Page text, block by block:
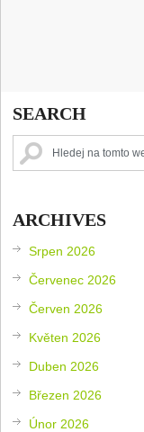
SEARCH
ARCHIVES
Srpen 2026
Červenec 2026
Červen 2026
Květen 2026
Duben 2026
Březen 2026
Únor 2026